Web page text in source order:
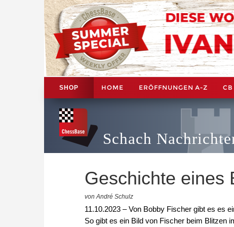
SHOP HOME ERÖFFNUNGEN A-Z
Schach
Geschichte eines
von André Schulz
11.10.2023 – Von Bobby Fischer gibt es es
So gibt es ein Bild von Fischer beim Blitzen